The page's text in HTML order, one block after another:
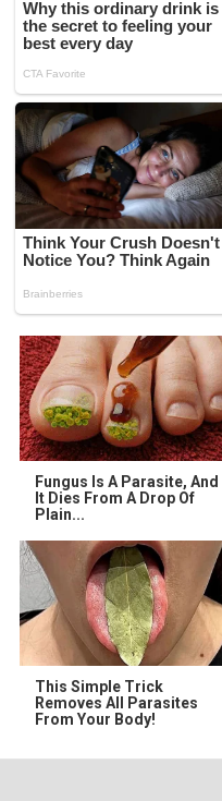
Fungus Is A Parasite, And
It Dies From A Drop Of
Plain...
This Simple Trick
Removes All Parasites
From Your Body!